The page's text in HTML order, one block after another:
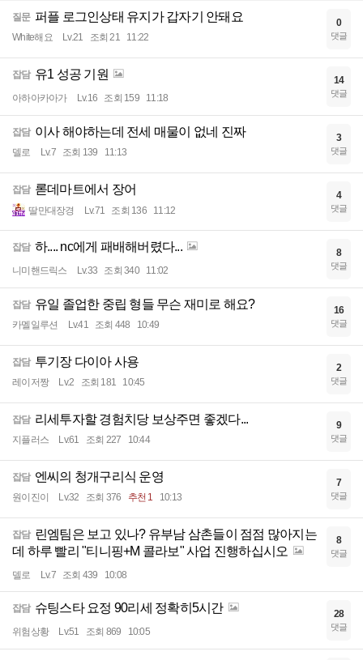
질문 퍼플 로그인상태 유지가 갑자기 안돼요
White해요 Lv.21 조회 21 11:22
0
댓글
잡담 유1 성공 기원
아하아카아가 Lv.16 조회 159 11:18
14
댓글
잡담 이사 해야하는데 전세 매물이 없네 진짜
델로 Lv.7 조회 139 11:13
3
댓글
잡담 롣데마트에서 장어
딸만대장경 Lv.71 조회 136 11:12
4
댓글
잡담 하.... nc에게 패배해버렸다...
니미핸드릭스 Lv.33 조회 340 11:02
8
댓글
잡담 유일 졸업한 중립 형들 무슨 재미로 해요?
카멜일루션 Lv.41 조회 448 10:49
16
댓글
잡담 투기장 다이아 사용
레이저짱 Lv.2 조회 181 10:45
2
댓글
잡담 리세투자할 경험치당 보상주면 좋겠다...
지플러스 Lv.61 조회 227 10:44
9
댓글
잡담 엔씨의 청개구리식 운영
원이진이 Lv.32 조회 376 추천 1 10:13
7
댓글
잡담 린엠팀은 보고 있나? 유부남 삼촌들이 점점 많아지는
데 하루 빨리 "티니핑+M 콜라보" 사업 진행하십시오
델로 Lv.7 조회 439 10:08
8
댓글
잡담 슈팅스타 요정 90리세 정확히5시간
위험상황 Lv.51 조회 869 10:05
28
댓글